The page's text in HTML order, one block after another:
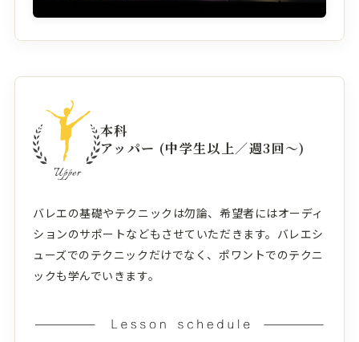
本科
アッパー (中学生以上／週3回〜)
バレエの基礎やテクニックは勿論、希望者にはオーディ
ションのサポートなどもさせていただきます。バレエシ
ューズでのテクニックだけでなく、ポワントでのテクニ
ックも学んでいきます。